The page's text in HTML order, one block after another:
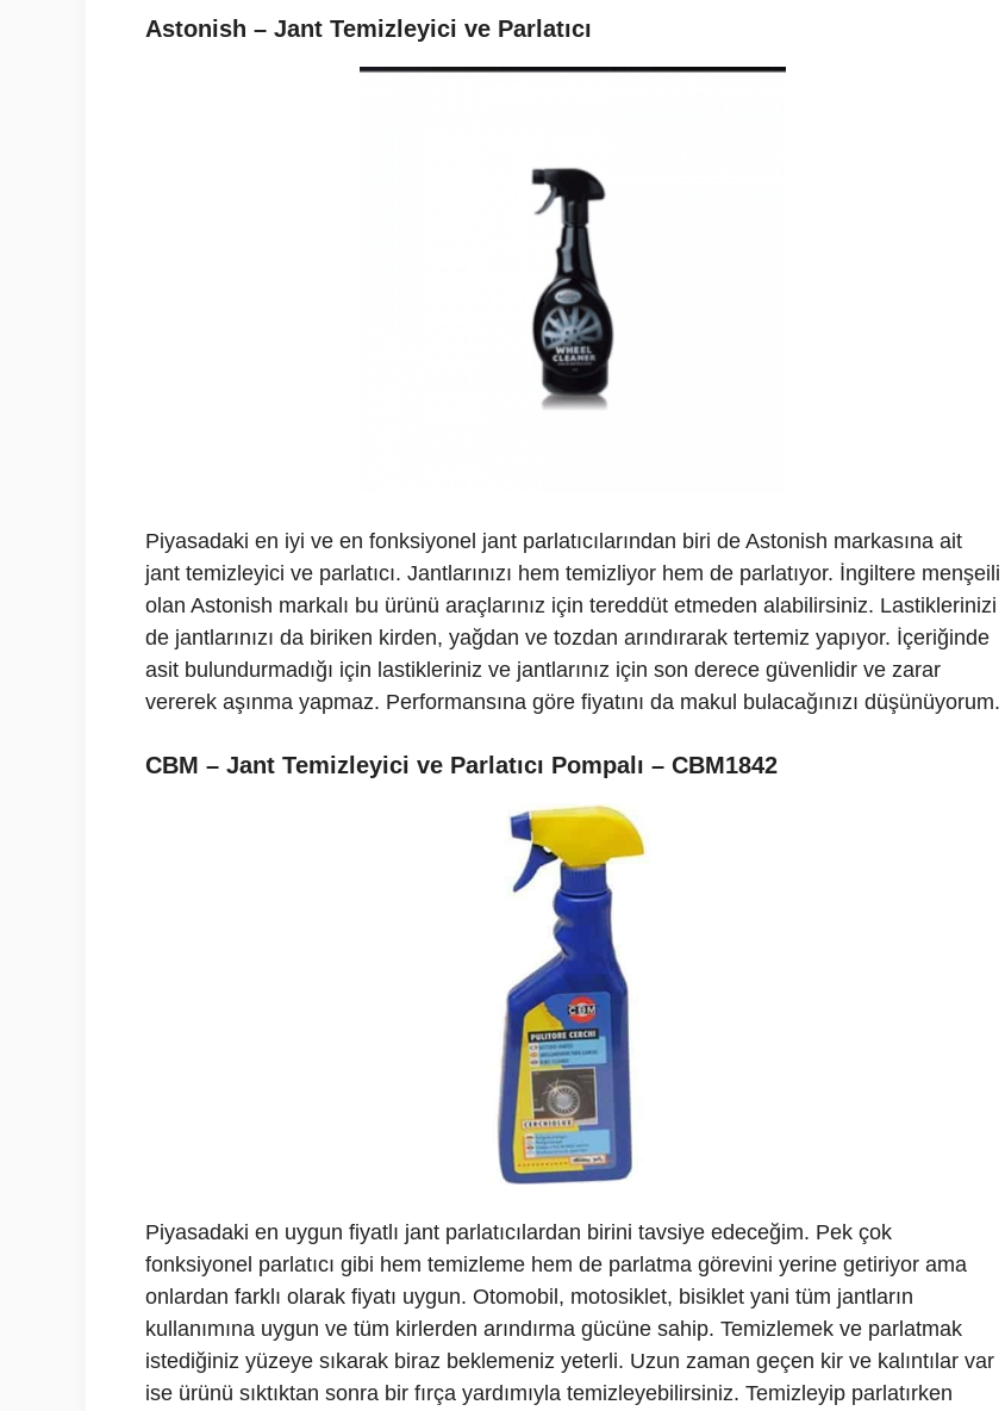
Astonish – Jant Temizleyici ve Parlatıcı
Piyasadaki en iyi ve en fonksiyonel jant parlatıcılarından biri de Astonish markasına ait
jant temizleyici ve parlatıcı. Jantlarınızı hem temizliyor hem de parlatıyor. İngiltere menşeili
olan Astonish markalı bu ürünü araçlarınız için tereddüt etmeden alabilirsiniz. Lastiklerinizi
de jantlarınızı da biriken kirden, yağdan ve tozdan arındırarak tertemiz yapıyor. İçeriğinde
asit bulundurmadığı için lastikleriniz ve jantlarınız için son derece güvenlidir ve zarar
vererek aşınma yapmaz. Performansına göre fiyatını da makul bulacağınızı düşünüyorum.
CBM – Jant Temizleyici ve Parlatıcı Pompalı – CBM1842
Piyasadaki en uygun fiyatlı jant parlatıcılardan birini tavsiye edeceğim. Pek çok
fonksiyonel parlatıcı gibi hem temizleme hem de parlatma görevini yerine getiriyor ama
onlardan farklı olarak fiyatı uygun. Otomobil, motosiklet, bisiklet yani tüm jantların
kullanımına uygun ve tüm kirlerden arındırma gücüne sahip. Temizlemek ve parlatmak
istediğiniz yüzeye sıkarak biraz beklemeniz yeterli. Uzun zaman geçen kir ve kalıntılar var
ise ürünü sıktıktan sonra bir fırça yardımıyla temizleyebilirsiniz. Temizleyip parlatırken